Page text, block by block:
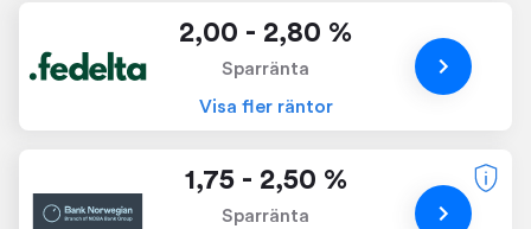
2,00 - 2,80 %
Sparränta
Visa fler räntor
1,75 - 2,50 %
Sparränta